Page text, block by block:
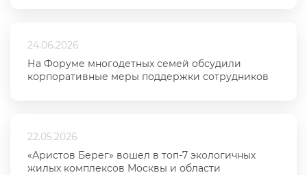
24.06.2026
На Форуме многодетных семей обсудили
корпоративные меры поддержки сотрудников
22.05.2026
«Аристов Берег» вошел в топ-7 экологичных
жилых комплексов Москвы и области